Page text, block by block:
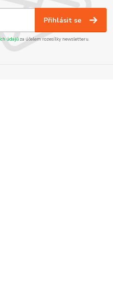
Přihlásit se
údajůza účelem rozesílky newsletteru.